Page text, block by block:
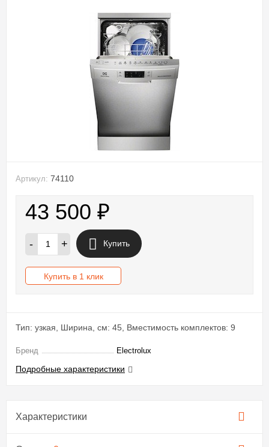
Артикул: 74110
43 500 ₽
- + Купить
Купить в 1 клик
Тип: узкая, Ширина, см: 45, Вместимость комплектов: 9
Бренд Electrolux
Подробные характеристики
Характеристики